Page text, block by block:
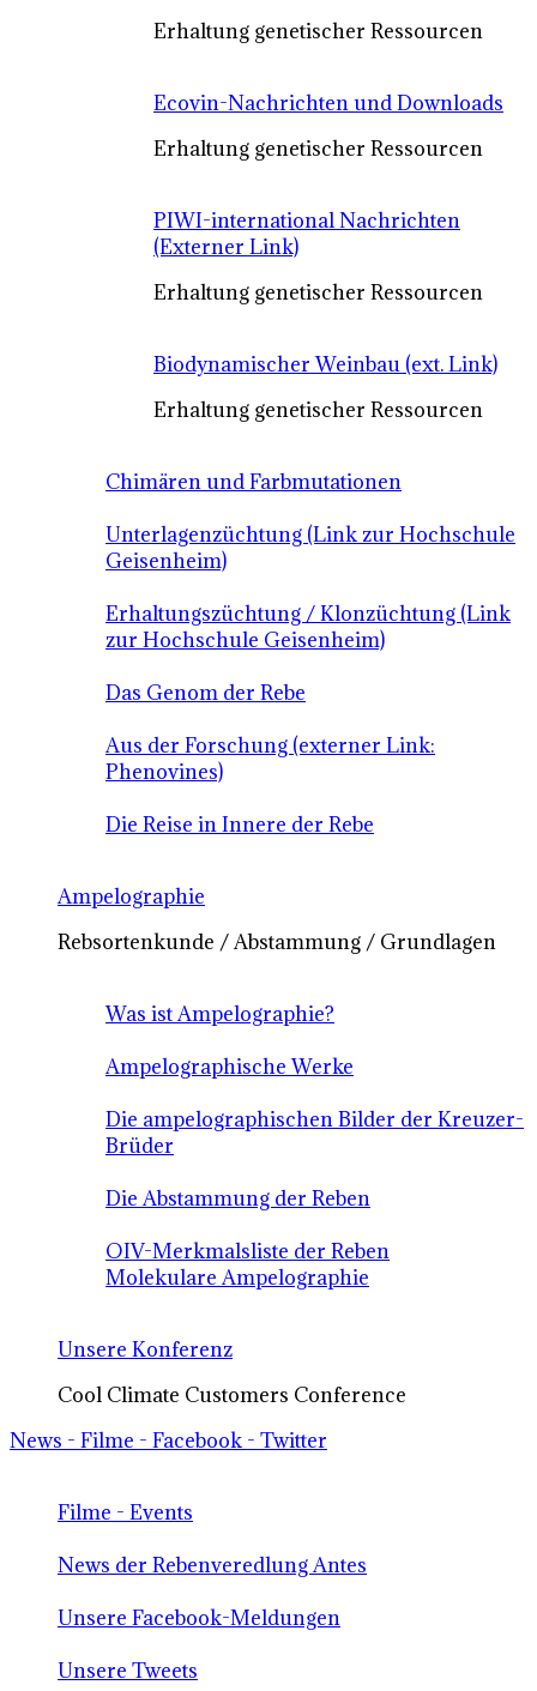
Erhaltung genetischer Ressourcen
Ecovin-Nachrichten und Downloads
Erhaltung genetischer Ressourcen
PIWI-international Nachrichten
(Externer Link)
Erhaltung genetischer Ressourcen
Biodynamischer Weinbau (ext. Link)
Erhaltung genetischer Ressourcen
Chimären und Farbmutationen
Unterlagenzüchtung (Link zur Hochschule
Geisenheim)
Erhaltungszüchtung / Klonzüchtung (Link
zur Hochschule Geisenheim)
Das Genom der Rebe
Aus der Forschung (externer Link:
Phenovines)
Die Reise in Innere der Rebe
Ampelographie
Rebsortenkunde / Abstammung / Grundlagen
Was ist Ampelographie?
Ampelographische Werke
Die ampelographischen Bilder der Kreuzer-
Brüder
Die Abstammung der Reben
OIV-Merkmalsliste der Reben
Molekulare Ampelographie
Unsere Konferenz
Cool Climate Customers Conference
News - Filme - Facebook - Twitter
Filme - Events
News der Rebenveredlung Antes
Unsere Facebook-Meldungen
Unsere Tweets